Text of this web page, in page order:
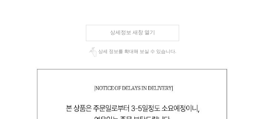
상세정보 새창 열기
상세 정보를 확대해 보실 수 있습니다.